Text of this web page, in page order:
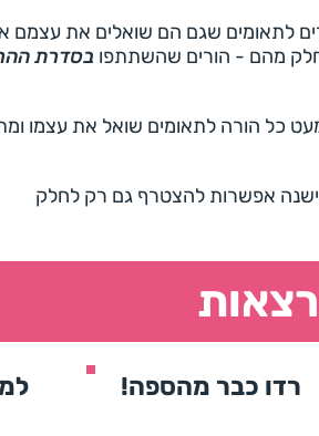
לתאומים שגם הם שואלים את עצמם
חלק מהם - הורים שהשתתפו בסדרת
כל הורה לתאומים שואל את עצמו
שישנה אפשרות להצטרף גם רק לחלק
רדו כבר מהספה!